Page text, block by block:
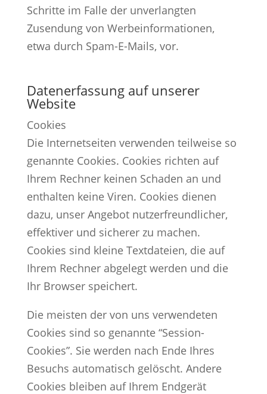
Schritte im Falle der unverlangten
Zusendung von Werbeinformationen,
etwa durch Spam-E-Mails, vor.
Datenerfassung auf unserer
Website
Cookies
Die Internetseiten verwenden teilweise so
genannte Cookies. Cookies richten auf
Ihrem Rechner keinen Schaden an und
enthalten keine Viren. Cookies dienen
dazu, unser Angebot nutzerfreundlicher,
effektiver und sicherer zu machen.
Cookies sind kleine Textdateien, die auf
Ihrem Rechner abgelegt werden und die
Ihr Browser speichert.
Die meisten der von uns verwendeten
Cookies sind so genannte “Session-
Cookies”. Sie werden nach Ende Ihres
Besuchs automatisch gelöscht. Andere
Cookies bleiben auf Ihrem Endgerät